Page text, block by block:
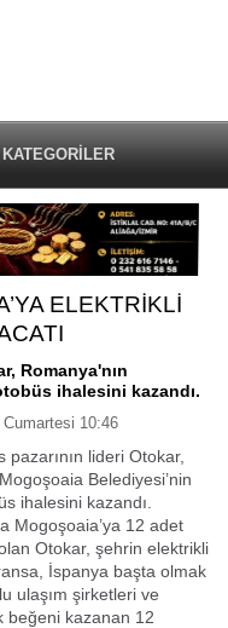
KATEGORİLER
ELEKTRİKLİ
Romanya'nın
ihalesini kazandı.
Cumartesi 10:46
lideri Otokar,
Belediyesi’nin
ihalesini kazandı.
Mogoşoaia’ya 12 adet
Otokar, şehrin elektrikli
İspanya başta olmak
ulaşım şirketleri ve
beğeni kazanan 12